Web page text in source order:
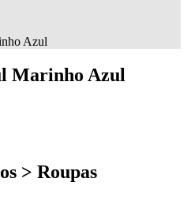
Azul
Marinho Azul
> Roupas